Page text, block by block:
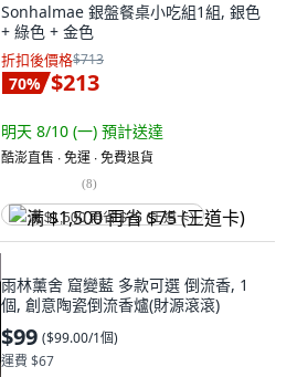
Sonhalmae 銀盤餐桌小吃組1組, 銀色
+ 綠色 + 金色
折扣後價格$713
70% $213
明天 8/10 (一) 預計送達
酷澎直售 ∙ 免運 ∙ 免費退貨
(8)
满 $1,500 再省 $75 (王道卡)
雨林薰舍 窟變藍 多款可選 倒流香, 1
個, 創意陶瓷倒流香爐(財源滾滾)
$99 ($99.00/1個)
運費 $67